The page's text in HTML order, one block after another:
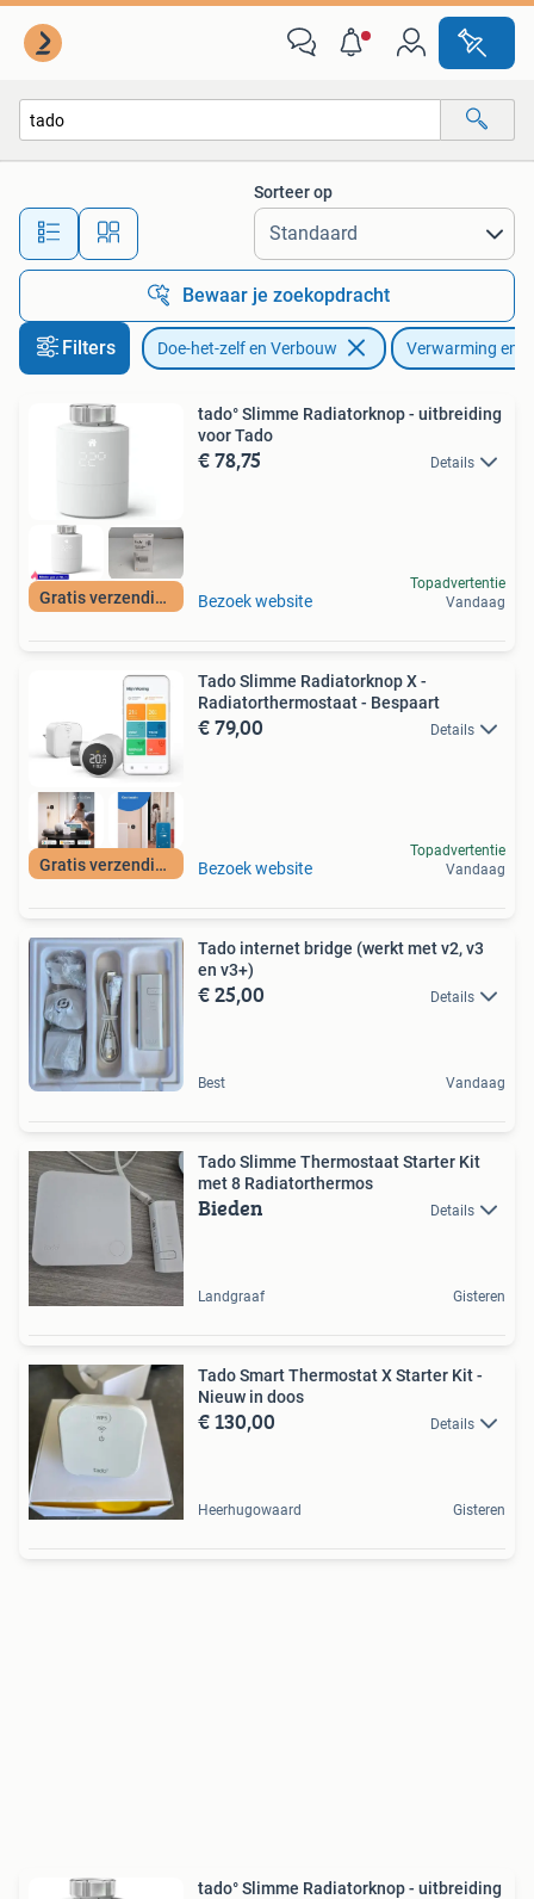
Alle afstanden…
Sorteer op
Bewaar je zoekopdracht
Filters Doe-het-zelf en Verbouw Verwarming en
Gratis verzending
tado° Slimme Radiatorknop - uitbreiding
voor Tado
€ 78,75 Details
Bezoek website
Topadvertentie
Vandaag
Gratis verzending
Tado Slimme Radiatorknop X -
Radiatorthermostaat - Bespaart
€ 79,00 Details
Bezoek website
Topadvertentie
Vandaag
Tado internet bridge (werkt met v2, v3
en v3+)
€ 25,00 Details
Best Vandaag
Tado Slimme Thermostaat Starter Kit
met 8 Radiatorthermos
Bieden Details
Landgraaf Gisteren
Tado Smart Thermostat X Starter Kit -
Nieuw in doos
€ 130,00 Details
Heerhugowaard Gisteren
tado° Slimme Radiatorknop - uitbreiding